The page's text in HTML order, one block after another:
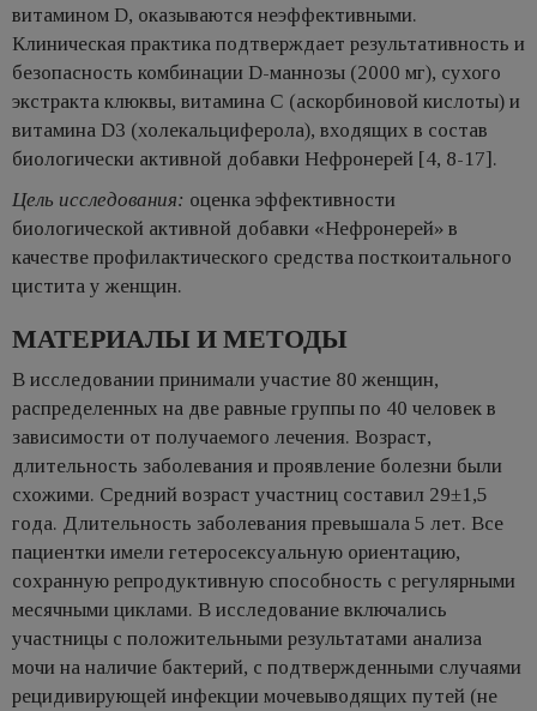
витамином D, оказываются неэффективными.
Клиническая практика подтверждает результативность и
безопасность комбинации D-маннозы (2000 мг), сухого
экстракта клюквы, витамина C (аскорбиновой кислоты) и
витамина D3 (холекальциферола), входящих в состав
биологически активной добавки Нефронерей [4, 8-17].
Цель исследования: оценка эффективности
биологической активной добавки «Нефронерей» в
качестве профилактического средства посткоитального
цистита у женщин.
МАТЕРИАЛЫ И МЕТОДЫ
В исследовании принимали участие 80 женщин,
распределенных на две равные группы по 40 человек в
зависимости от получаемого лечения. Возраст,
длительность заболевания и проявление болезни были
схожими. Средний возраст участниц составил 29±1,5
года. Длительность заболевания превышала 5 лет. Все
пациентки имели гетеросексуальную ориентацию,
сохранную репродуктивную способность с регулярными
месячными циклами. В исследование включались
участницы с положительными результатами анализа
мочи на наличие бактерий, с подтвержденными случаями
рецидивирующей инфекции мочевыводящих путей (не